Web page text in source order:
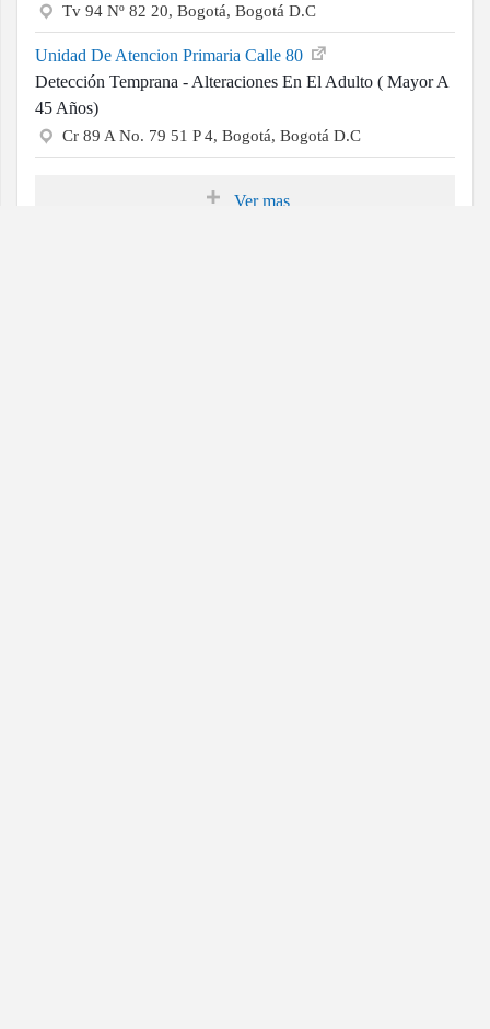
Tv 94 Nº 82 20, Bogotá, Bogotá D.C
Unidad De Atencion Primaria Calle 80
Detección Temprana - Alteraciones En El Adulto ( Mayor A
45 Años)
Cr 89 A No. 79 51 P 4, Bogotá, Bogotá D.C
Ver mas